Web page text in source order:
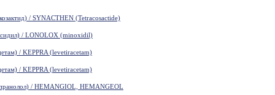
/ SYNACTHEN (Tetracosactide)
/ LONOLOX (minoxidil)
/ KEPPRA (levetiracetam)
/ KEPPRA (levetiracetam)
/ HEMANGIOL, HEMANGEOL